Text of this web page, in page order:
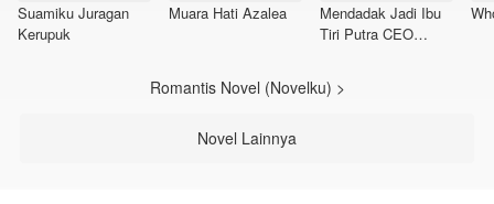
Suamiku Juragan
Kerupuk
Muara Hati Azalea
Mendadak Jadi Ibu
Tiri Putra CEO
Romantis Novel (Novelku) >
Novel Lainnya